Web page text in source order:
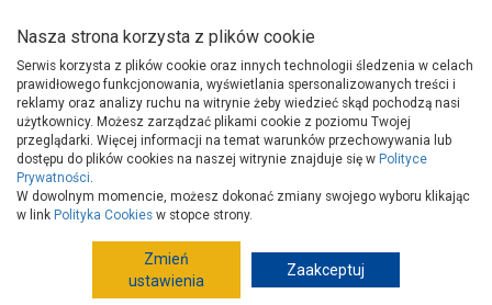
Nasza strona korzysta z plików cookie
Serwis korzysta z plików cookie oraz innych technologii śledzenia w celach
prawidłowego funkcjonowania, wyświetlania spersonalizowanych treści i
reklamy oraz analizy ruchu na witrynie żeby wiedzieć skąd pochodzą nasi
użytkownicy. Możesz zarządzać plikami cookie z poziomu Twojej
przeglądarki. Więcej informacji na temat warunków przechowywania lub
dostępu do plików cookies na naszej witrynie znajduje się w Polityce
Prywatności.
W dowolnym momencie, możesz dokonać zmiany swojego wyboru klikając
w link Polityka Cookies w stopce strony.
Zmień
ustawienia
Zaakceptuj